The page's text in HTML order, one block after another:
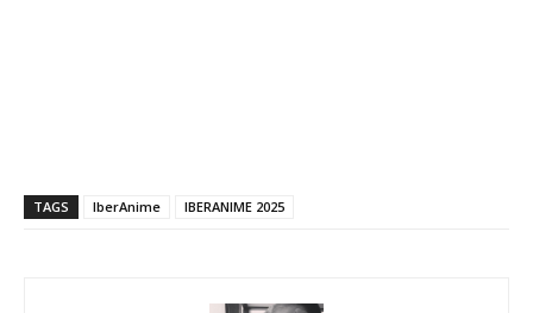
TAGS IberAnime IBERANIME 2025